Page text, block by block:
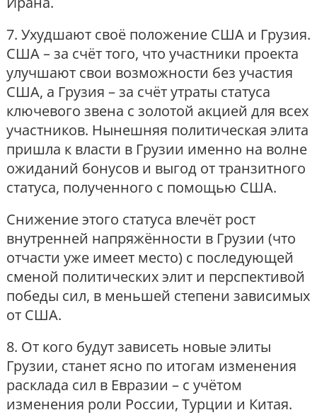
7. Ухудшают своё положение США и Грузия.
США – за счёт того, что участники проекта
улучшают свои возможности без участия
США, а Грузия – за счёт утраты статуса
ключевого звена с золотой акцией для всех
участников. Нынешняя политическая элита
пришла к власти в Грузии именно на волне
ожиданий бонусов и выгод от транзитного
статуса, полученного с помощью США.
Снижение этого статуса влечёт рост
внутренней напряжённости в Грузии (что
отчасти уже имеет место) с последующей
сменой политических элит и перспективой
победы сил, в меньшей степени зависимых
от США.
8. От кого будут зависеть новые элиты
Грузии, станет ясно по итогам изменения
расклада сил в Евразии – с учётом
изменения роли России, Турции и Китая.